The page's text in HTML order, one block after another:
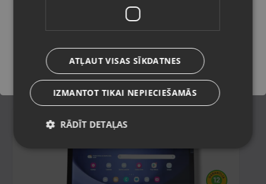
Stāvoklis Mazlietots (Garantija 12 mēneši)
180.00 €
8.18€/mēn.
Saglabāt
ATĻAUT VISAS SĪKDATNES
IZMANTOT TIKAI NEPIECIEŠAMĀS
RĀDĪT DETAĻAS